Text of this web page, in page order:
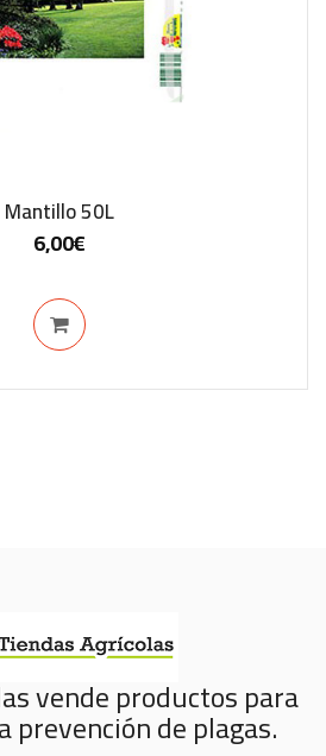
IN STOCK
Mantillo 50L
6,00€
vende productos para
prevención de plagas.